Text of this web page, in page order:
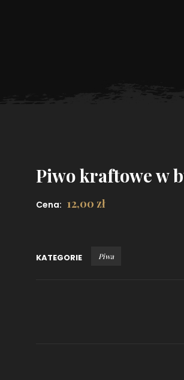
Piwo kraftowe w
Cena: 12,00 zł
KATEGORIE Piwa